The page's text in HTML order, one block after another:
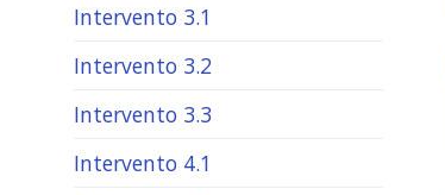
Intervento 3.1
Intervento 3.2
Intervento 3.3
Intervento 4.1